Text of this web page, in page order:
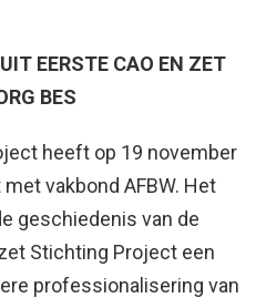
EERSTE CAO EN ZET
BES
heeft op 19 november
vakbond AFBW. Het
geschiedenis van de
Stichting Project een
professionalisering van